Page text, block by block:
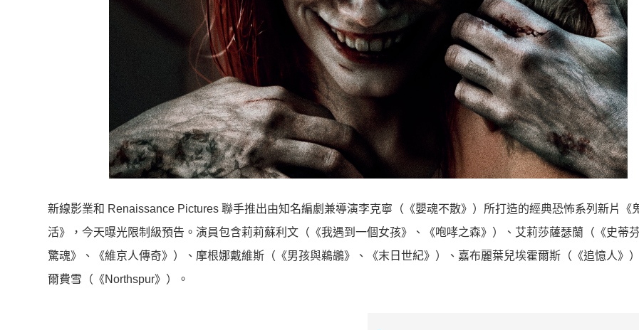
新線影業和 Renaissance Pictures 聯手推出由知名編劇兼導演李克寧（《嬰魂不散》 ）所打造的經典恐怖系列新片《
活》， 今天曝光限制級預告。演員包含莉莉蘇利文（《我遇到一個女孩》、
《咆哮之森》）、艾莉莎薩瑟蘭（《史蒂
驚魂》、《維京人傳奇》）、摩根娜戴維斯（《男孩與鵜鶘》、《末日世紀》）
、嘉布麗葉兒埃霍爾斯（《追憶人》
爾費雪（《Northspur》）。